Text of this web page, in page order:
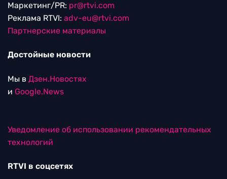
Маркетинг/PR: pr@rtvi.com
Реклама RTVI: adv-eu@rtvi.com
Партнерские материалы
Достойные новости
Мы в Дзен.Новостях
и Google.News
Уведомление об использовании рекомендательных
технологий
RTVI в соцсетях